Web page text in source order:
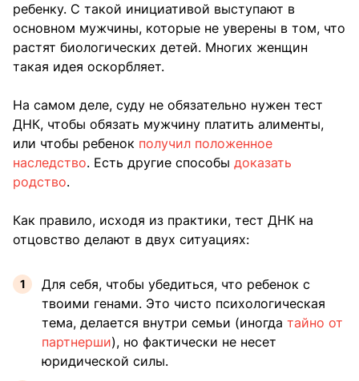
ребенку. С такой инициативой выступают в
основном мужчины, которые не уверены в том, что
растят биологических детей. Многих женщин
такая идея оскорбляет.
На самом деле, суду не обязательно нужен тест
ДНК, чтобы обязать мужчину платить алименты,
или чтобы ребенок получил положенное
наследство. Есть другие способы доказать
родство.
Как правило, исходя из практики, тест ДНК на
отцовство делают в двух ситуациях:
Для себя, чтобы убедиться, что ребенок с
твоими генами. Это чисто психологическая
тема, делается внутри семьи (иногда тайно от
партнерши), но фактически не несет
юридической силы.